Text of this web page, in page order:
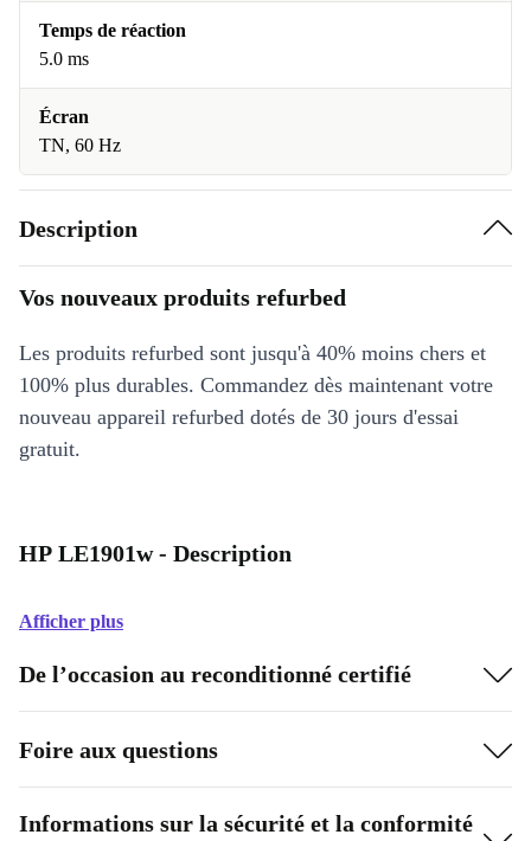
Temps de réaction
5.0 ms
Écran
TN, 60 Hz
Description
Vos nouveaux produits refurbed
Les produits refurbed sont jusqu'à 40% moins chers et
100% plus durables. Commandez dès maintenant votre
nouveau appareil refurbed dotés de 30 jours d'essai
gratuit.
HP LE1901w - Description
Afficher plus
De l’occasion au reconditionné certifié
Foire aux questions
Informations sur la sécurité et la conformité